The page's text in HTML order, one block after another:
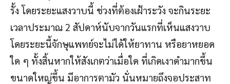
รั้ง โดยระยะแสงวาบนี้ ช่วงที่ต้องเฝ้าระวัง จะกินระยะ
เวลาประมาณ 2 สัปดาห์นับจากวันแรกที่เห็นแสงวาบ
โดยระยะนี้จักษุแพทย์จะไม่ได้ให้ยาทาน หรือยาหยอด
ใด ๆ ทั้งสิ้นหากให้สังเกตว่าเมื่อใด ที่เกิดเงาดำมากขึ้น
ขนาดใหญ่ขึ้น มีอาการตามัว นั่นหมายถึงจอประสาท